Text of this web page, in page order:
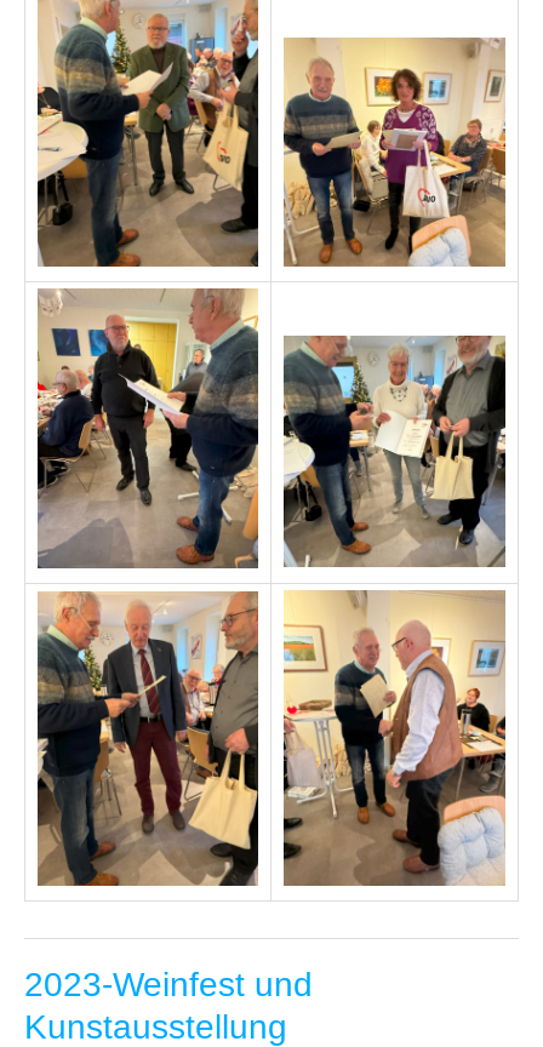
2023-Weinfest und
Kunstausstellung